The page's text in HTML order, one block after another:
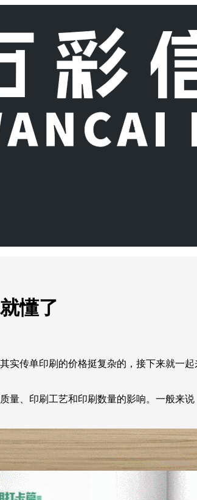
懂了
实传单印刷的价格挺复杂的，接下来就一
量、印刷工艺和印刷数量的影响。一般来